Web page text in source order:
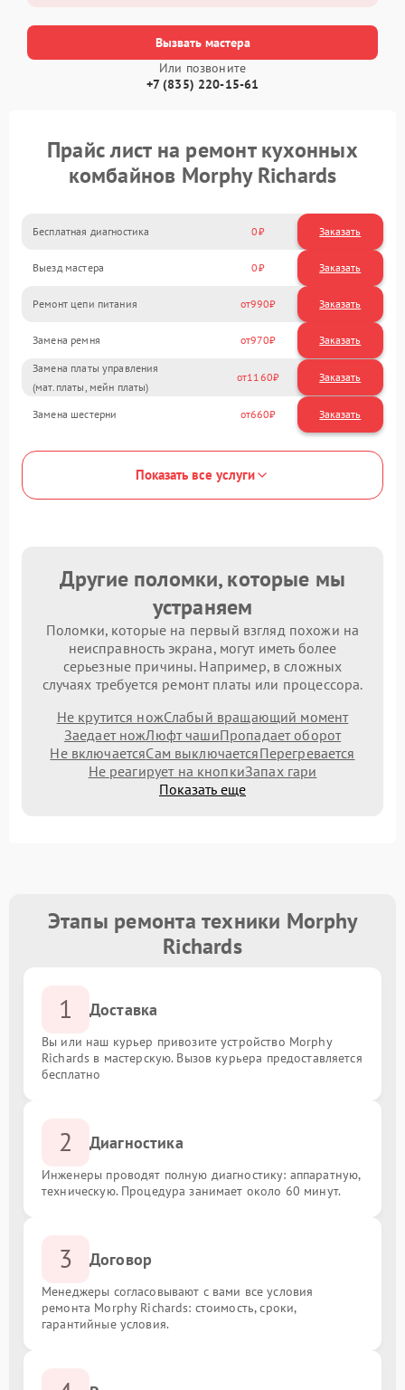
Вызвать мастера
Или позвоните
+7 (835) 220-15-61
Прайс лист на ремонт кухонных
комбайнов Morphy Richards
Бесплатная диагностика 0 Заказать
Выезд мастера 0 Заказать
Ремонт цепи питания 990
Замена ремня 970
Замена платы управления
(мат.платы, мейн платы)
1160
Замена шестерни 660
Показать все услуги
Другие поломки, которые мы
устраняем
Поломки, которые на первый взгляд похожи на
неисправность экрана, могут иметь более
серьезные причины. Например, в сложных
случаях требуется ремонт платы или процессора.
Не крутится ножСлабый вращающий момент
Заедает ножЛюфт чашиПропадает оборот
Не включаетсяСам выключаетсяПерегревается
Не реагирует на кнопкиЗапах гари
Показать еще
Этапы ремонта техники Morphy
Richards
1 Доставка
Вы или наш курьер привозите устройство Morphy
Richards в мастерскую. Вызов курьера предоставляется
бесплатно
2 Диагностика
Инженеры проводят полную диагностику: аппаратную,
техническую. Процедура занимает около 60 минут.
3 Договор
Менеджеры согласовывают с вами все условия
ремонта Morphy Richards: стоимость, сроки,
гарантийные условия.